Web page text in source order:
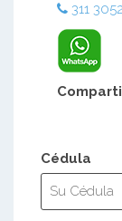
311
Cédula